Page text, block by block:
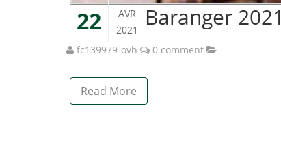
22
AVR
2021
Baranger 2021
fc139979-ovh 0 comment
Read More